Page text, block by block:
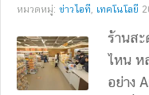
หมวดหมู่: ข่าวไอที, เทคโนโลยี
ร้านส
ไหน ห
อย่าง